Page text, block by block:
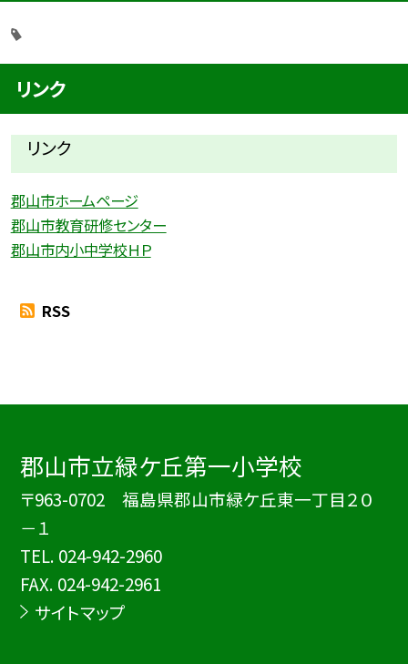
リンク
リンク
郡山市ホームページ
郡山市教育研修センター
郡山市内小中学校ＨＰ
RSS
郡山市立緑ケ丘第一小学校
〒963-0702 福島県郡山市緑ケ丘東一丁目２０
－１
TEL. 024-942-2960
FAX. 024-942-2961
サイトマップ